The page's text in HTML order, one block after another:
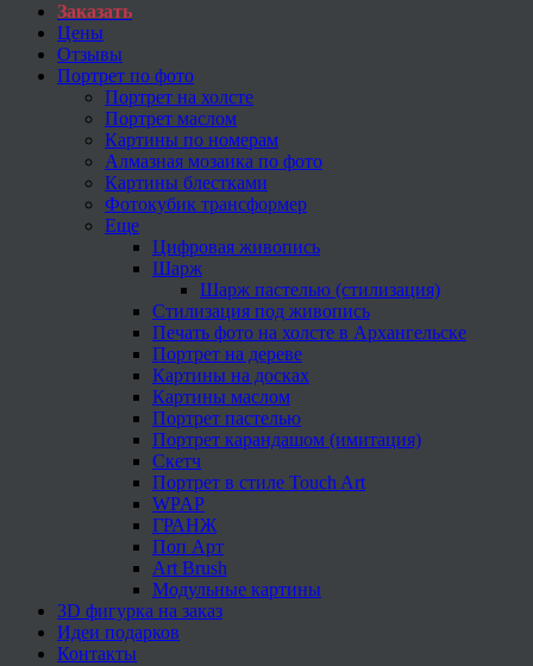
Заказать
Цены
Отзывы
Портрет по фото
Портрет на холсте
Портрет маслом
Картины по номерам
Алмазная мозаика по фото
Картины блестками
Фотокубик трансформер
Еще
Цифровая живопись
Шарж
Шарж пастелью (стилизация)
Стилизация под живопись
Печать фото на холсте в Архангельске
Портрет на дереве
Картины на досках
Картины маслом
Портрет пастелью
Портрет карандашом (имитация)
Скетч
Портрет в стиле Touch Art
WPAP
ГРАНЖ
Поп Арт
Art Brush
Модульные картины
3D фигурка на заказ
Идеи подарков
Контакты